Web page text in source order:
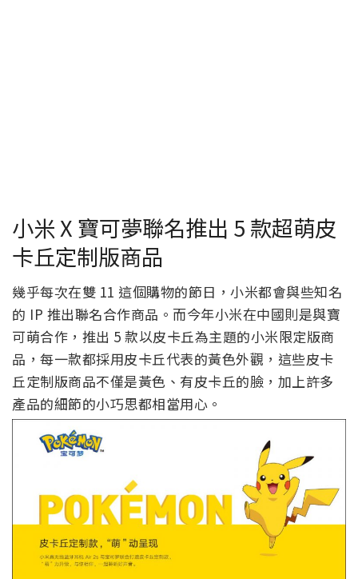
小米 X 寶可夢聯名推出 5 款超萌皮
卡丘定制版商品
幾乎每次在雙 11 這個購物的節日，小米都會與些知名
的 IP 推出聯名合作商品。而今年小米在中國則是與寶
可萌合作，推出 5 款以皮卡丘為主題的小米限定版商
品，每一款都採用皮卡丘代表的黃色外觀，這些皮卡
丘定制版商品不僅是黃色、有皮卡丘的臉，加上許多
產品的細節的小巧思都相當用心。